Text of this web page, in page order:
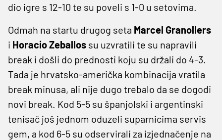
dio igre s 12-10 te su poveli s 1-0 u setovima.
Odmah na startu drugog seta Marcel Granollers
i Horacio Zeballos su uzvratili te su napravili
break i došli do prednosti koju su držali do 4-3.
Tada je hrvatsko-američka kombinacija vratila
break minusa, ali nije dugo trebalo da se dogodi
novi break. Kod 5-5 su španjolski i argentinski
tenisač još jednom oduzeli suparnicima servis
gem, a kod 6-5 su odservirali za izjednačenje na